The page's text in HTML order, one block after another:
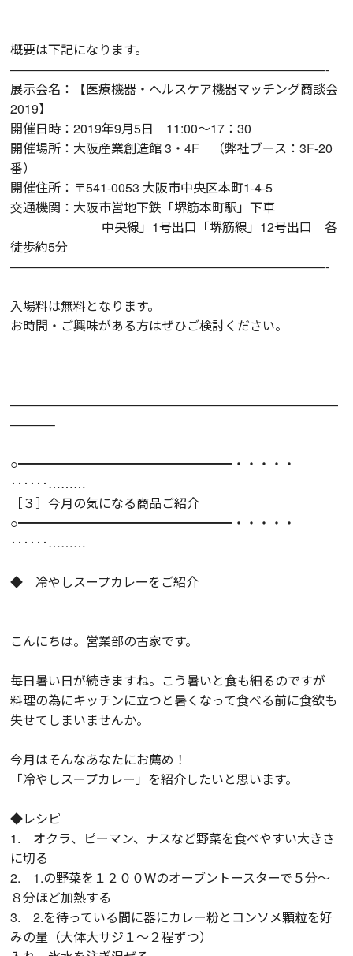
概要は下記になります。
—————————————————————————-
展示会名：【医療機器・ヘルスケア機器マッチング商談会
2019】
開催日時：2019年9月5日 11:00～17：30
開催場所：大阪産業創造館 3・4F （弊社ブース：3F-20
番）
開催住所：〒541-0053 大阪市中央区本町1-4-5
交通機関：大阪市営地下鉄「堺筋本町駅」下車
中央線」1号出口「堺筋線」12号出口 各
徒歩約5分
—————————————————————————-
入場料は無料となります。
お時間・ご興味がある方はぜひご検討ください。
——————————————————————————
———–
○━━━━━━━━━━━━━━━━━・・・・・
‥‥‥………
［３］今月の気になる商品ご紹介
○━━━━━━━━━━━━━━━━━・・・・・
‥‥‥………
◆ 冷やしスープカレーをご紹介
こんにちは。営業部の古家です。
毎日暑い日が続きますね。こう暑いと食も細るのですが
料理の為にキッチンに立つと暑くなって食べる前に食欲も
失せてしまいませんか。
今月はそんなあなたにお薦め！
「冷やしスープカレー」を紹介したいと思います。
◆レシピ
1. オクラ、ピーマン、ナスなど野菜を食べやすい大きさ
に切る
2. 1.の野菜を１２００Wのオーブントースターで５分～
８分ほど加熱する
3. 2.を待っている間に器にカレー粉とコンソメ顆粒を好
みの量（大体大サジ１～２程ずつ）